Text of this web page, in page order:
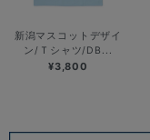
新潟マスコットデザイ
ン/Ｔシャツ/DB...
¥3,800